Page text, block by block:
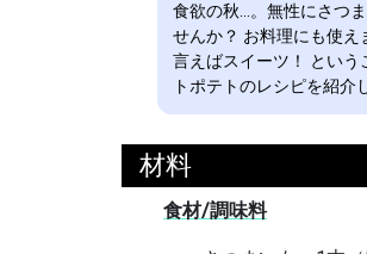
食欲の秋…。無性にさつ
せんか？ お料理にも使え
言えばスイーツ！ という
トポテトのレシピを紹介
材料
食材/調味料